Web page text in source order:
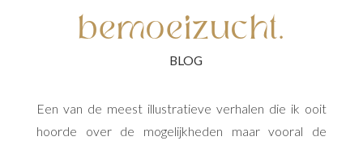
bemoeizucht.
Een van de meest illustratieve verhalen die ik ooit
hoorde over de mogelijkheden maar vooral de